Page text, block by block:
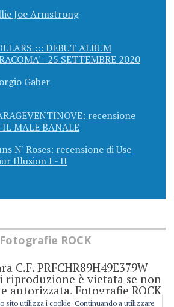
Joe Armstrong
::: DEBUT ALBUM
- 25 SETTEMBRE 2020
Gaber
recensione
IL MALE BANALE
N' Roses: recensione di Use
Illusion I - II
ROCK
C.F. PRFCHR89H49E379W
riproduzione è vietata se non
autorizzata. Fotografie ROCK
una testata giornalistica in
sito utilizza i cookie. Continuando a utilizzare